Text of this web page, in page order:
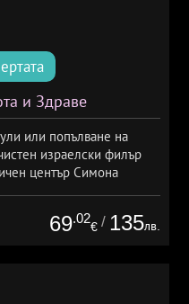
и Здраве
или попълване на
израелски филър
център Симона
69.02
€ / 135лв.